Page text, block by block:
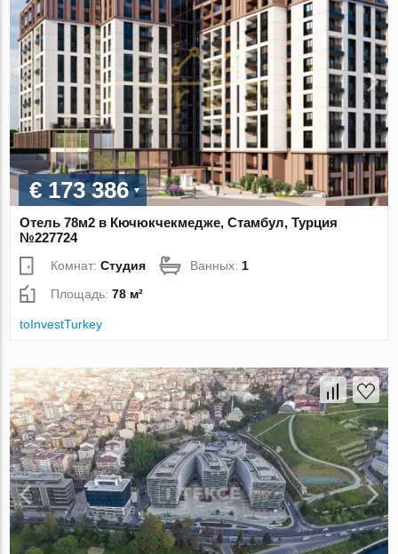
€ 173 386
Отель 78м2 в Кючюкчекмедже, Стамбул, Турция
№227724
Комнат:Студия Ванных:1
Площадь:78 м²
toInvestTurkey